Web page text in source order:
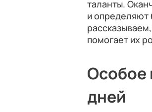
таланты.
и определяют
помогает их
Особое
дней